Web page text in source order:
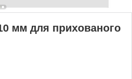
мм для прихованого